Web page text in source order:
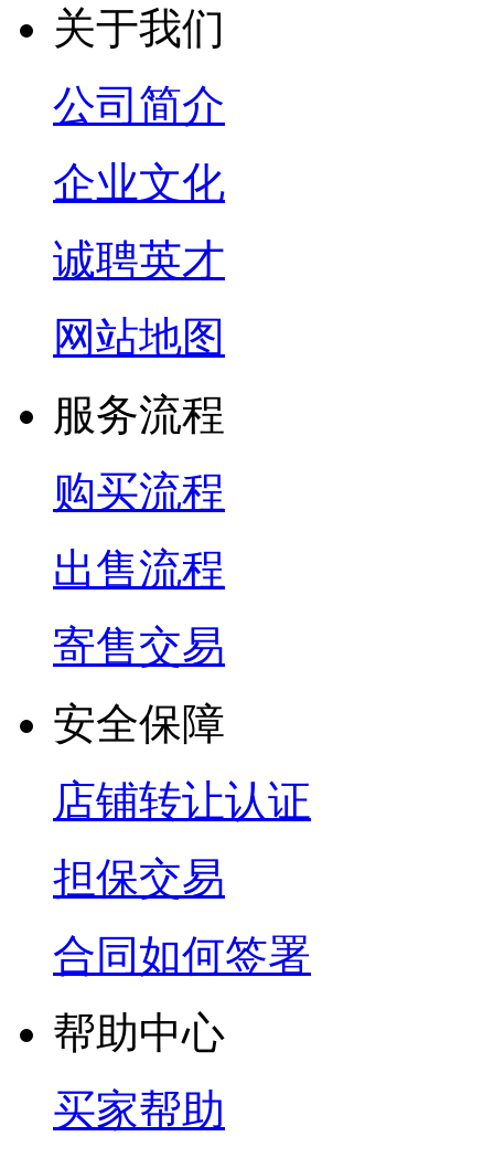
关于我们
公司简介
企业文化
诚聘英才
网站地图
服务流程
购买流程
出售流程
寄售交易
安全保障
店铺转让认证
担保交易
合同如何签署
帮助中心
买家帮助